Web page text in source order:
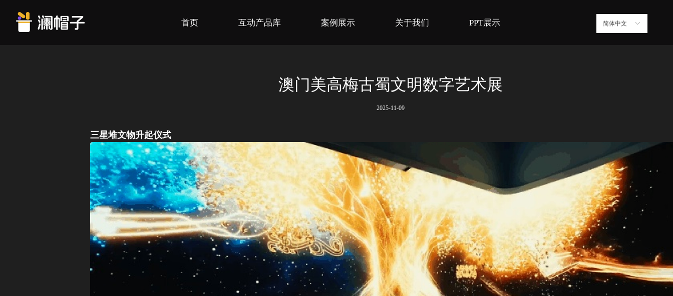
首页 互动产品库 案例展示 关于我们 PPT展示 ꀅ
简体中文
澳门美高梅古蜀文明数字艺术展
三星堆文物升起仪式
2025-11-09